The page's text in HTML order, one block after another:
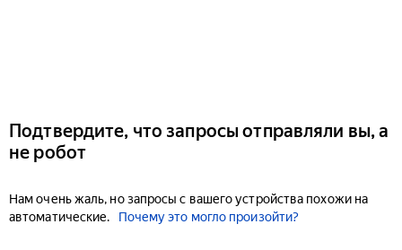
Подтвердите, что запросы отправляли вы, а
не робот
Нам очень жаль, но запросы с вашего устройства похожи на
автоматические.
Почему это могло произойти?